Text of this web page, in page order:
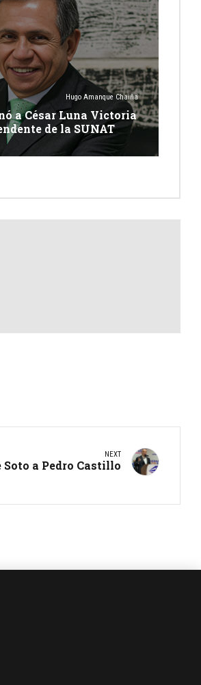
Hugo Amanque Chaiña
a César Luna Victoria
de la SUNAT
NEXT
a Pedro Castillo